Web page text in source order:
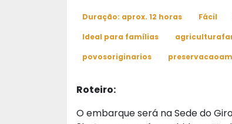
Duração: aprox. 12 horas Fácil
Ideal para famílias
povosoriginarios
Roteiro:
O embarque será na Sede do